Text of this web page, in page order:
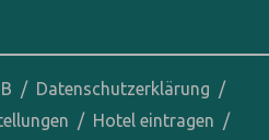
Datenschutzerklärung
Hotel eintragen